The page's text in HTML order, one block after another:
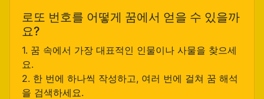
로또 번호를 어떻게 꿈에서 얻을 수 있을까
요?
1. 꿈 속에서 가장 대표적인 인물이나 사물을 찾으세
요.
2. 한 번에 하나씩 작성하고, 여러 번에 걸쳐 꿈 해석
을 검색하세요.